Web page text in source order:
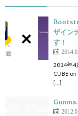
ザイン
す！
2014年4
CUBE
[…]